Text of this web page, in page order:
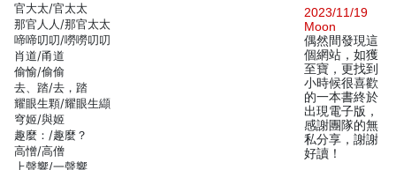
官大太/官太太
那官人人/那官太太
啼啼叨叨/嘮嘮叨叨
肖道/甬道
偷愉/偷偷
去、踏/去，踏
耀眼生顆/耀眼生纈
穹姬/與姬
趣麼：/趣麼？
高憎/高僧
上聲響/一聲響
2023/11/19
Moon
偶然間發現這
個網站，如獲
至寶，更找到
小時候很喜歡
的一本書終於
出現電子版，
感謝團隊的無
私分享，謝謝
好讀！